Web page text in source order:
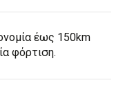
έως 150km
φόρτιση.